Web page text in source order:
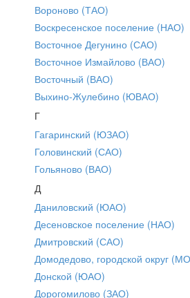
Вороново (ТАО)
Воскресенское поселение (НАО)
Восточное Дегунино (САО)
Восточное Измайлово (ВАО)
Восточный (ВАО)
Выхино-Жулебино (ЮВАО)
Г
Гагаринский (ЮЗАО)
Головинский (САО)
Гольяново (ВАО)
Д
Даниловский (ЮАО)
Десеновское поселение (НАО)
Дмитровский (САО)
Домодедово, городской округ
Донской (ЮАО)
Дорогомилово (ЗАО)